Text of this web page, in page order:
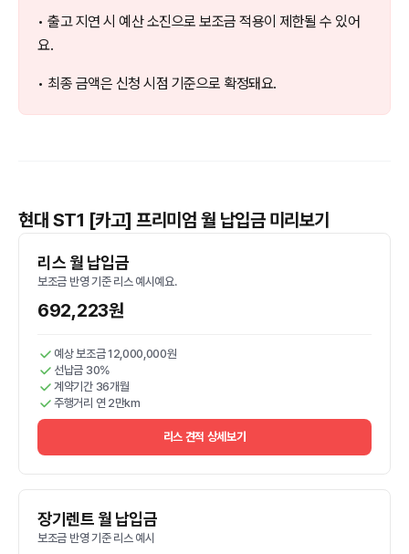
• 출고 지연 시 예산 소진으로 보조금 적용이 제한될 수 있어
요.
• 최종 금액은 신청 시점 기준으로 확정돼요.
현대 ST1 [카고] 프리미엄 월 납입금 미리보기
리스 월 납입금
보조금 반영 기준 리스 예시예요.
692,223원
예상 보조금 12,000,000원
선납금 30%
계약기간 36개월
주행거리 연 2만km
리스 견적 상세보기
장기렌트 월 납입금
보조금 반영 기준 리스 예시